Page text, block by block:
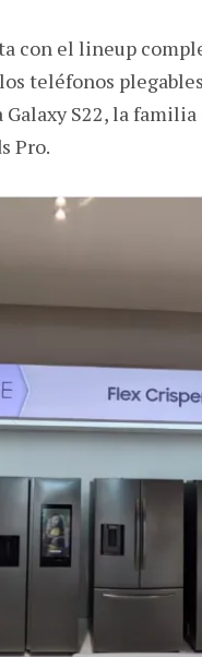
con el lineup
teléfonos
S22, la familia
Pro.